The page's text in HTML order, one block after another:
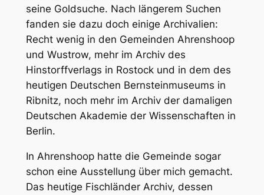
seine Goldsuche. Nach längerem Suchen
fanden sie dazu doch einige Archivalien:
Recht wenig in den Gemeinden Ahrenshoop
und Wustrow, mehr im Archiv des
Hinstorffverlags in Rostock und in dem des
heutigen Deutschen Bernsteinmuseums in
Ribnitz, noch mehr im Archiv der damaligen
Deutschen Akademie der Wissenschaften in
Berlin.
In Ahrenshoop hatte die Gemeinde sogar
schon eine Ausstellung über mich gemacht.
Das heutige Fischländer Archiv, dessen